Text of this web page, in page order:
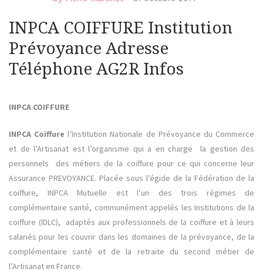
INPCA COIFFURE Institution
Prévoyance Adresse
Téléphone AG2R Infos
INPCA COIFFURE
INPCA Coiffure l’Institution Nationale de Prévoyance du Commerce
et de l’Artisanat est l’organisme qui a en charge la gestion des
personnels des métiers de la coiffure pour ce qui concerne leur
Assurance PREVOYANCE. Placée sous l’égide de la Fédération de la
coiffure, INPCA Mutuelle est l’un des trois régimes de
complémentaire santé, communément appelés les Institutions de la
coiffure (IDLC), adaptés aux professionnels de la coiffure et à leurs
salariés pour les couvrir dans les domaines de la prévoyance, de la
complémentaire santé et de la retraite du second métier de
l’Artisanat en France.